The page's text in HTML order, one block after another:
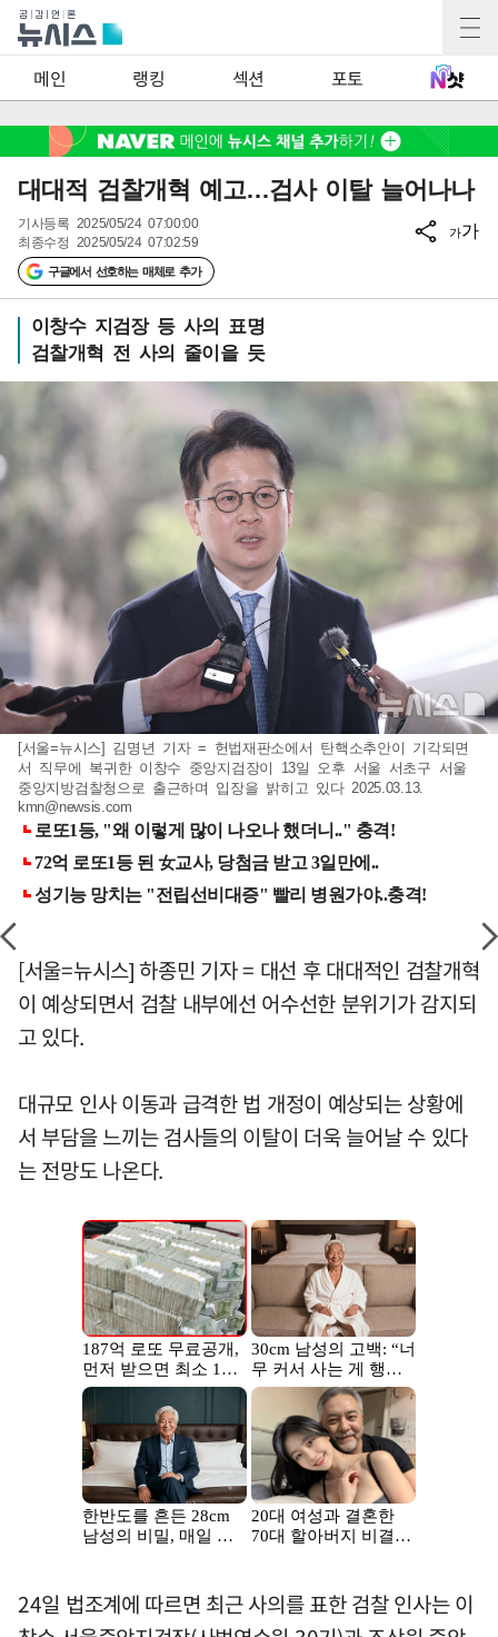
메인 랭킹 섹션 포토
대대적 검찰개혁 예고…검사 이탈 늘어나나
기사등록 2025/05/24 07:00:00
최종수정 2025/05/24 07:02:59
구글에서 선호하는 매체로 추가
가가
이창수 지검장 등 사의 표명
검찰개혁 전 사의 줄이을 듯
[서울=뉴시스] 김명년 기자 = 헌법재판소에서 탄핵소추안이 기각되면
서 직무에 복귀한 이창수 중앙지검장이 13일 오후 서울 서초구 서울
중앙지방검찰청으로 출근하며 입장을 밝히고 있다 2025.03.13.
kmn@newsis.com
[서울=뉴시스] 하종민 기자 = 대선 후 대대적인 검찰개혁
이 예상되면서 검찰 내부에선 어수선한 분위기가 감지되
고 있다.
대규모 인사 이동과 급격한 법 개정이 예상되는 상황에
서 부담을 느끼는 검사들의 이탈이 더욱 늘어날 수 있다
는 전망도 나온다.
24일 법조계에 따르면 최근 사의를 표한 검찰 인사는 이